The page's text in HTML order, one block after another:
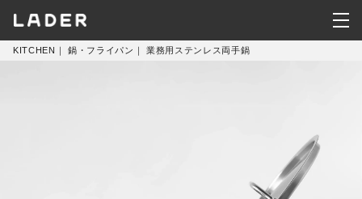
KITCHEN ｜ 鍋・フライパン ｜ 業務用ステンレス両手鍋